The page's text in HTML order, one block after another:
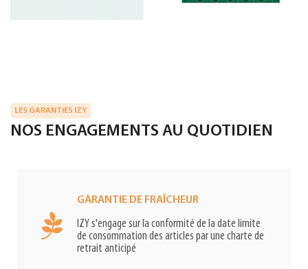
LES GARANTIES IZY
NOS ENGAGEMENTS AU QUOTIDIEN
GARANTIE DE FRAÎCHEUR
IZY s'engage sur la conformité de la date limite
de consommation des articles par une charte de
retrait anticipé